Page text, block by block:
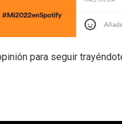
para seguir